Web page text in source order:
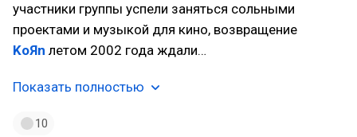
участники группы успели заняться сольными
проектами и музыкой для кино, возвращение
KoЯn летом 2002 года ждали…
Показать полностью
10